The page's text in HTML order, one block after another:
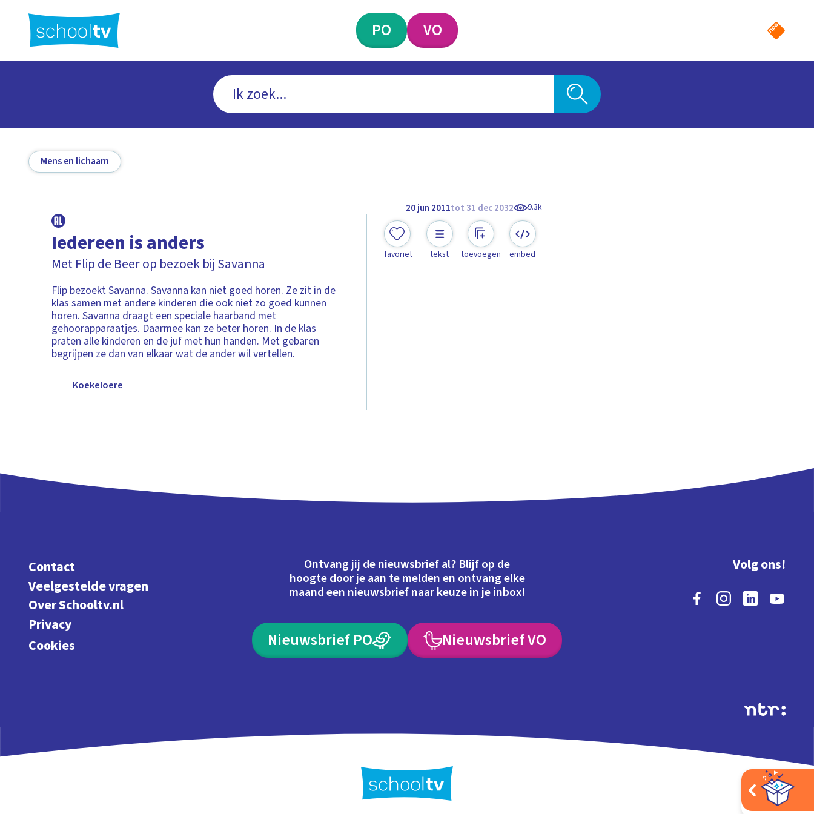
hoofdinhoud
PO VO
Mens en lichaam
20 jun 2011tot 31 dec 2032 9.3k
Iedereen is anders
Met Flip de Beer op bezoek bij Savanna
Flip bezoekt Savanna. Savanna kan niet goed horen. Ze zit in de
klas samen met andere kinderen die ook niet zo goed kunnen
horen. Savanna draagt een speciale haarband met
gehoorapparaatjes. Daarmee kan ze beter horen. In de klas
praten alle kinderen en de juf met hun handen. Met gebaren
begrijpen ze dan van elkaar wat de ander wil vertellen.
Koekeloere
favoriet tekst toevoegen embed
Contact
Veelgestelde vragen
Over Schooltv.nl
Privacy
Cookies
Ontvang jij de nieuwsbrief al? Blijf op de
hoogte door je aan te melden en ontvang elke
maand een nieuwsbrief naar keuze in je inbox!
Nieuwsbrief PO Nieuwsbrief VO
Volg ons!
Extra's